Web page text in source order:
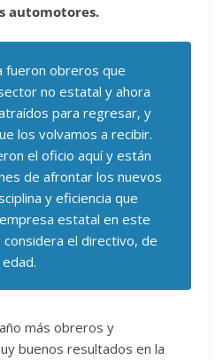
automotores.
fueron obreros que
no estatal y ahora
para regresar, y
los volvamos a recibir.
el oficio aquí y están
de afrontar los nuevos
y eficiencia que
estatal en este
considera el directivo, de
más obreros y
buenos resultados en la